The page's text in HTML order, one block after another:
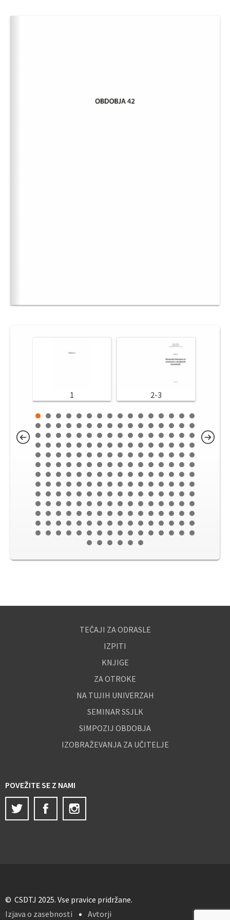
1 2-3
TEČAJI ZA ODRASLE
IZPITI
KNJIGE
ZA OTROKE
NA TUJIH UNIVERZAH
SEMINAR SSJLK
SIMPOZIJ OBDOBJA
IZOBRAŽEVANJA ZA UČITELJE
POVEŽITE SE Z NAMI
Twitter
Facebook
© CSDTJ 2025. Vse pravice pridržane.
Izjava o zasebnosti
Avtorji